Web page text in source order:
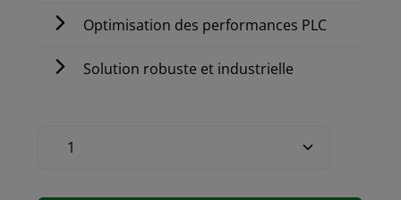
Optimisation des performances PLC
Solution robuste et industrielle